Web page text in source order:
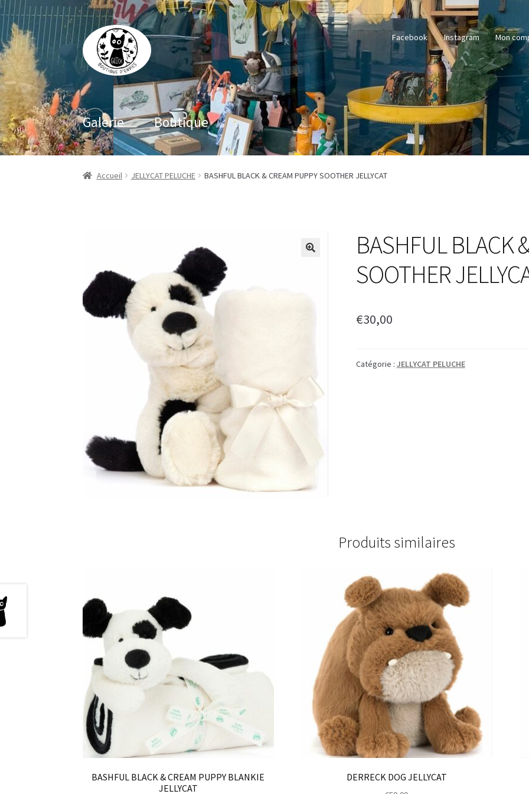
Aller
à
la
navigation
Aller
au
contenu
Facebook Instagram Mon
Galerie Boutique
Accueil JELLYCAT PELUCHE BASHFUL BLACK & CREAM PUPPY SOOTHER JELLYCAT
BASHFUL BLACK
SOOTHER
€30,00
Catégorie : JELLYCAT PELUCHE
Produits similaires
BASHFUL BLACK & CREAM PUPPY BLANKIE
JELLYCAT
DERRECK DOG JELLYCAT